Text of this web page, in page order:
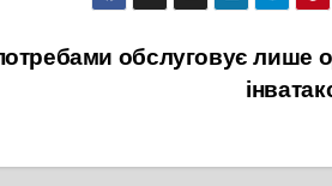
обслуговує лише